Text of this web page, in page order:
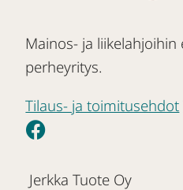
Mainos- ja
perheyritys.
Tilaus- ja toimitusehdot
Jerkka Tuote Oy